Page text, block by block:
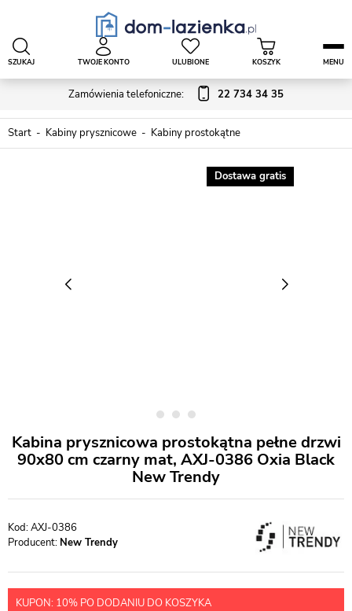
Zamówienia telefoniczne: 22 734 34 35
SZUKAJ TWOJE KONTO ULUBIONE KOSZYK MENU
Start Kabiny prysznicowe Kabiny prostokątne
Dostawa gratis
Kabina prysznicowa prostokątna pełne drzwi
90x80 cm czarny mat, AXJ-0386 Oxia Black
New Trendy
AXJ-0386
Producent: New Trendy
KUPON: 10% PO DODANIU DO KOSZYKA